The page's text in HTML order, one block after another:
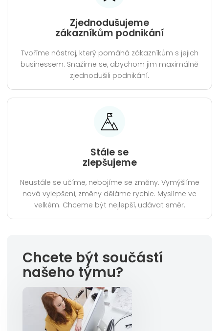
Zjednodušujeme
zákazníkům podnikání
Tvoříme nástroj, který pomáhá zákazníkům s jejich
businessem. Snažíme se, abychom jim maximálně
zjednodušili podnikání.
Stále se
zlepšujeme
Neustále se učíme, nebojíme se změny. Vymýšlíme
nová vylepšení, změny děláme rychle. Myslíme ve
velkém. Chceme být nejlepší, udávat směr.
Chcete být součástí
našeho týmu?